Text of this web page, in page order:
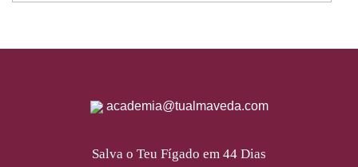
academia@tualmaveda.com
Salva o Teu Fígado em 44 Dias